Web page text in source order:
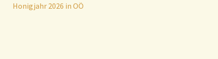
Honigjahr 2026 in OÖ